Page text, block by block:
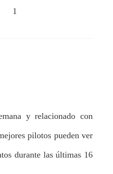
1
y relacionado con
pilotos pueden ver
durante las últimas 16